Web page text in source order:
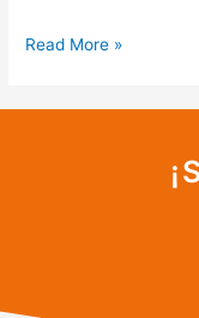
Read More »